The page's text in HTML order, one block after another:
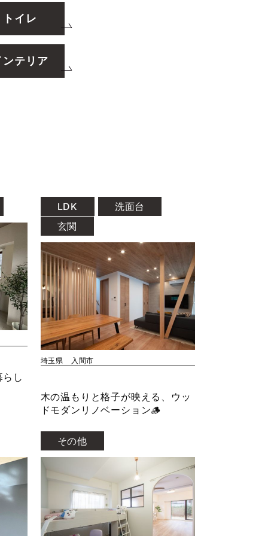
トイレ
ンテリア
し
LDK
洗面台
玄関
埼玉県 入間市
木の温もりと格子が映える、ウッ
ドモダンリノベーション🪵
その他